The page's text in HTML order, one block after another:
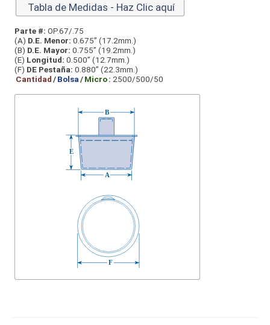
Tabla de Medidas - Haz Clic aquí
Parte #: OP.67/.75
(A) D.E. Menor: 0.675” (17.2mm.)
(B) D.E. Mayor: 0.755” (19.2mm.)
(E) Longitud: 0.500” (12.7mm.)
(F) DE Pestaña: 0.880” (22.3mm.)
Cantidad/Bolsa/Micro: 2500/500/50